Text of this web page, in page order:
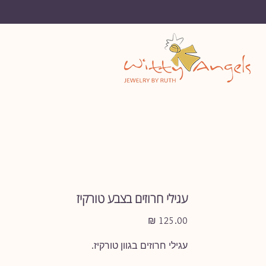
עגילי חרוזים בצבע טורקיז
עגילי חרוזים בגוון טורקיז.